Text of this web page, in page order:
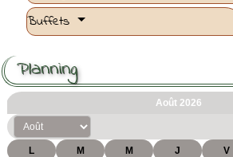
Buffets
Planning